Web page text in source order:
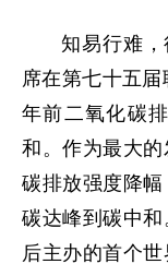
知易行难
席在第七十五
年前二氧化碳
和。作为最大
碳排放强度降
碳达峰到碳中
后主办的首个